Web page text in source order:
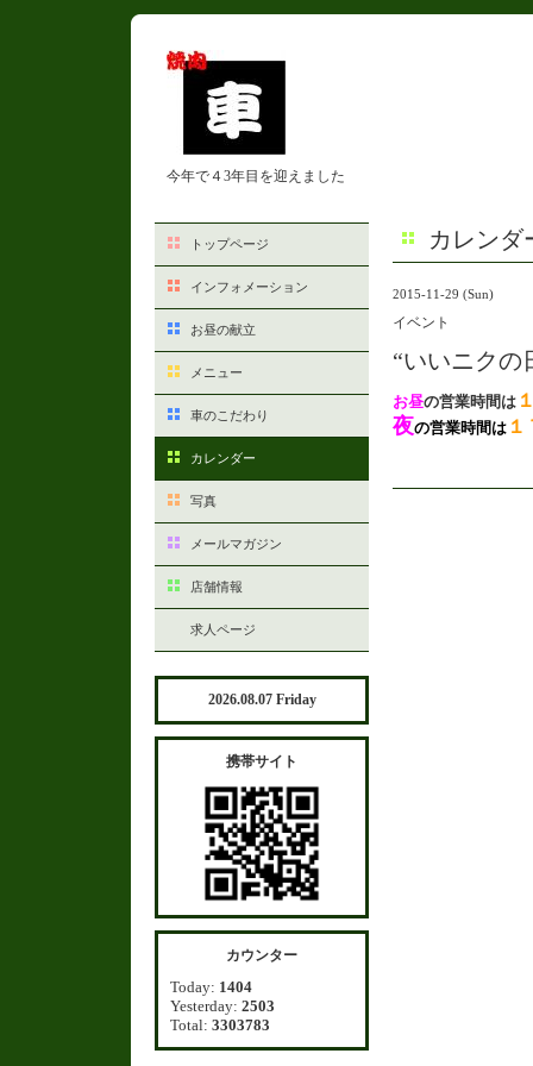
今年で４3年目を迎えました
カレンダ
2015-11-29 (Sun)
イベント
“いいニクの
お昼の営業時間は
夜の営業時間は
トップページ
インフォメーション
お昼の献立
メニュー
車のこだわり
カレンダー
写真
メールマガジン
店舗情報
求人ページ
2026.08.07 Friday
携帯サイト
カウンター
Today: 1404
Yesterday: 2503
Total: 3303783